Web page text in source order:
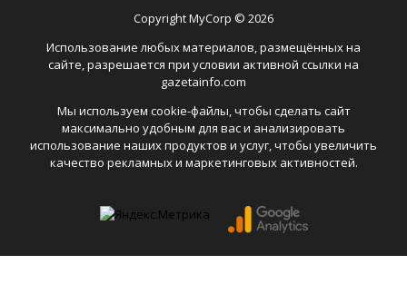
Copyright MyCorp © 2026
Использование любых материалов, размещённых на
сайте, разрешается при условии активной ссылки на
gazetainfo.com
Мы используем cookie-файлы, чтобы сделать сайт
максимально удобным для вас и анализировать
использование наших продуктов и услуг, чтобы увеличить
качество рекламных и маркетинговых активностей.